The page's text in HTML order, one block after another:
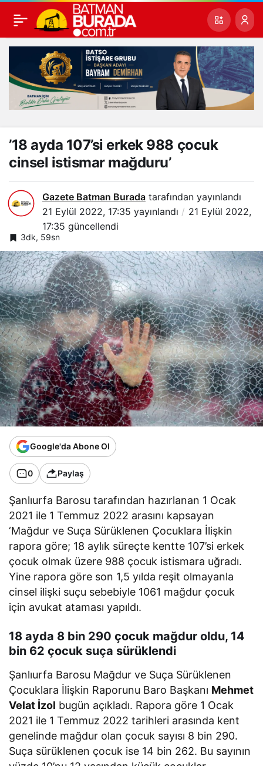
’18 ayda 107’si erkek 988 çocuk
cinsel istismar mağduru’
Gazete Batman Burada tarafından yayınlandı
21 Eylül 2022, 17:35 yayınlandı
21 Eylül 2022,
17:35 güncellendi
3dk, 59sn
Google'da Abone Ol
0 Paylaş
Şanlıurfa Barosu tarafından hazırlanan 1 Ocak
2021 ile 1 Temmuz 2022 arasını kapsayan
‘Mağdur ve Suça Sürüklenen Çocuklara İlişkin
rapora göre; 18 aylık süreçte kentte 107’si erkek
çocuk olmak üzere 988 çocuk istismara uğradı.
Yine rapora göre son 1,5 yılda reşit olmayanla
cinsel ilişki suçu sebebiyle 1061 mağdur çocuk
için avukat ataması yapıldı.
18 ayda 8 bin 290 çocuk mağdur oldu, 14
bin 62 çocuk suça sürüklendi
Şanlıurfa Barosu Mağdur ve Suça Sürüklenen
Çocuklara İlişkin Raporunu Baro Başkanı Mehmet
Velat İzol bugün açıkladı. Rapora göre 1 Ocak
2021 ile 1 Temmuz 2022 tarihleri arasında kent
genelinde mağdur olan çocuk sayısı 8 bin 290.
Suça sürüklenen çocuk ise 14 bin 262. Bu sayının